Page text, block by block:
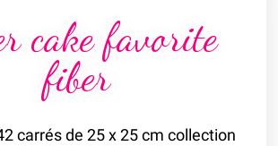
cake favorite
fiber
carrés de 25 x 25 cm collection